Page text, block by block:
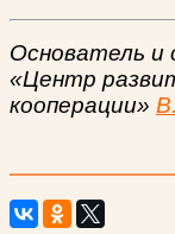
Основатель и
«Центр
кооперации»